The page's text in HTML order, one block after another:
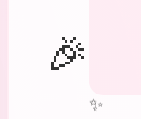
🎉
✨